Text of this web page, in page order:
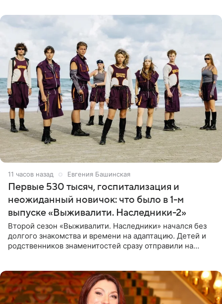
11 часов назад Евгения Башинская
Первые 530 тысяч, госпитализация и
неожиданный новичок: что было в 1-м
выпуске «Выживалити. Наследники-2»
Второй сезон «Выживалити. Наследники» начался без
долгого знакомства и времени на адаптацию. Детей и
родственников знаменитостей сразу отправили на